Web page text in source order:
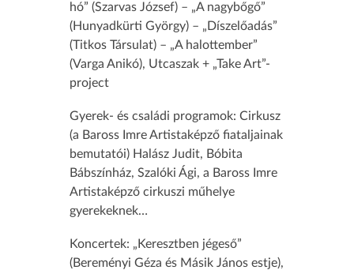
hó” (Szarvas József) – „A nagybőgő”
(Hunyadkürti György) – „Díszelőadás”
(Titkos Társulat) – „A halottember”
(Varga Anikó), Utcaszak + „Take Art”-
project
Gyerek- és családi programok: Cirkusz
(a Baross Imre Artistaképző fiataljainak
bemutatói) Halász Judit, Bóbita
Bábszínház, Szalóki Ági, a Baross Imre
Artistaképző cirkuszi műhelye
gyerekeknek…
Koncertek: „Keresztben jégeső”
(Bereményi Géza és Másik János estje),